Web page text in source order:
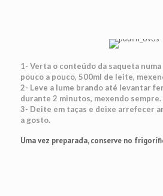
1- Verta o conteúdo da saqueta
pouco a pouco, 500ml de leite,
2- Leve a lume brando até levantar
durante 2 minutos, mexendo sempre.
3- Deite em taças e deixe arrefecer
a gosto.
Uma vez preparada, conserve no